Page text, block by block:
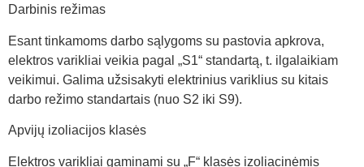
Darbinis režimas
Esant tinkamoms darbo sąlygoms su pastovia apkrova,
elektros varikliai veikia pagal „S1“ standartą, t. ilgalaikiam
veikimui. Galima užsisakyti elektrinius variklius su kitais
darbo režimo standartais (nuo S2 iki S9).
Apvijų izoliacijos klasės
Elektros varikliai gaminami su „F“ klasės izoliacinėmis